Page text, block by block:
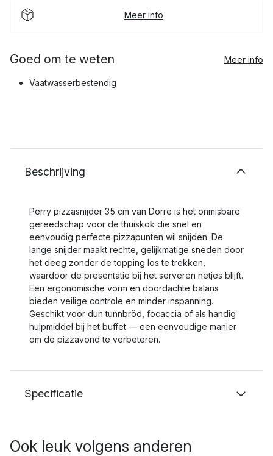
Meer info
Goed om te weten Meer info
Vaatwasserbestendig
Beschrijving
Perry pizzasnijder 35 cm van Dorre is het onmisbare
gereedschap voor de thuiskok die snel en
eenvoudig perfecte pizzapunten wil snijden. De
lange snijder maakt rechte, gelijkmatige sneden door
het deeg zonder de topping los te trekken,
waardoor de presentatie bij het serveren netjes blijft.
Een ergonomische vorm en doordachte balans
bieden veilige controle en minder inspanning.
Geschikt voor dun tunnbröd, focaccia of als handig
hulpmiddel bij het buffet — een eenvoudige manier
om de pizzavond te verbeteren.
Specificatie
Ook leuk volgens anderen